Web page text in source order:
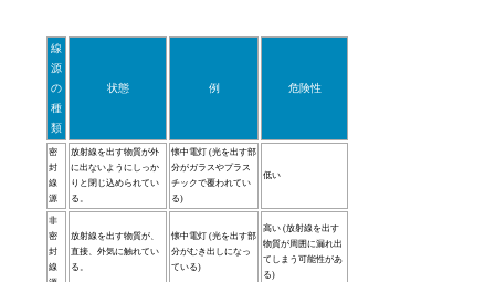
線
源
の
種
類
状態 例 危険性
密
封
線
源
放射線を出す物質が外
に出ないようにしっか
りと閉じ込められてい
る。
懐中電灯 (光を出す部
分がガラスやプラス
チックで覆われてい
る)
低い
非
密
封
線
放射線を出す物質が、
直接、外気に触れてい
る。
懐中電灯 (光を出す部
分がむき出しになっ
ている)
高い (放射線を出す
物質が周囲に漏れ出
てしまう可能性があ
る)